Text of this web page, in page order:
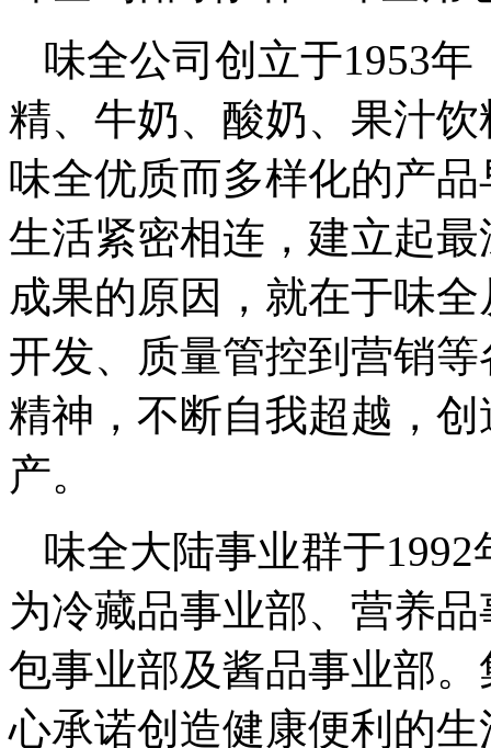
味全公司创立于1953
精、牛奶、酸奶、果汁
味全优质而多样化的产
生活紧密相连，建立起
成果的原因，就在于味
开发、质量管控到营销
精神，不断自我超越，
产。
味全大陆事业群于
为冷藏品事业部、营养
包事业部及酱品事业部
心承诺创造健康便利的